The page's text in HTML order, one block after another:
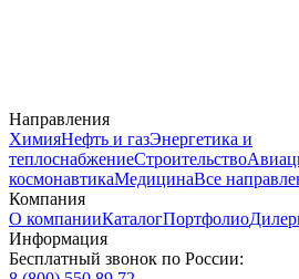
Направления
ХимияНефть и газЭнергетика и
теплоснабжениеСтроительство
космонавтикаМедицинаВсе
Компания
О компанииКаталогПортфолио
Информация
Бесплатный звонок по России: